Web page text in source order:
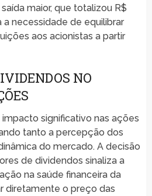
maior, que totalizou R$
a necessidade de equilibrar
aos acionistas a partir
NO
significativo nas ações
tanto a percepção dos
do mercado. A decisão
de dividendos sinaliza a
na saúde financeira da
diretamente o preço das